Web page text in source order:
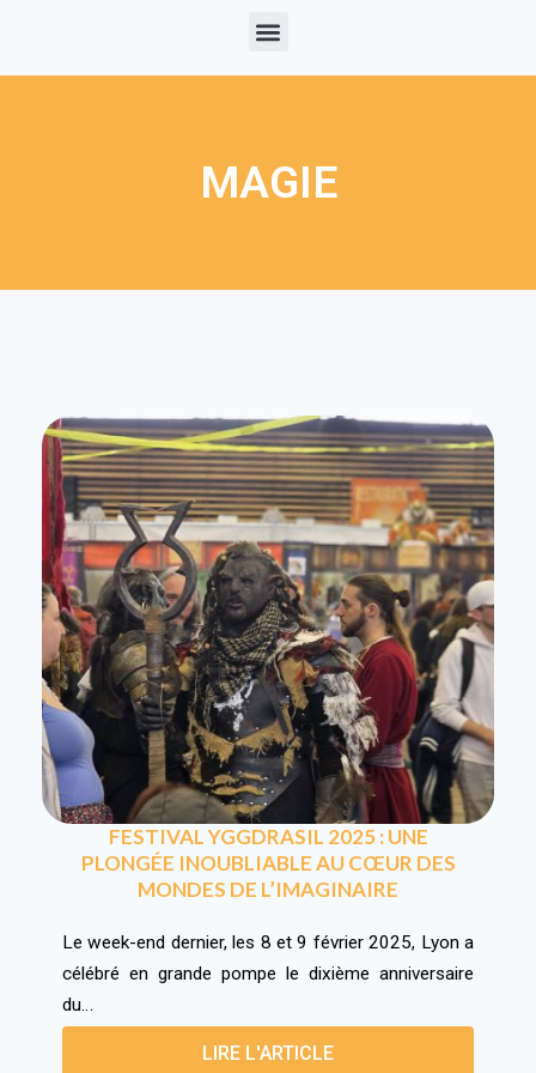
MAGIE
FESTIVAL YGGDRASIL 2025 : UNE
PLONGÉE INOUBLIABLE AU CŒUR DES
MONDES DE L’IMAGINAIRE
Le week-end dernier, les 8 et 9 février 2025, Lyon a
célébré en grande pompe le dixième anniversaire
du…
LIRE L'ARTICLE